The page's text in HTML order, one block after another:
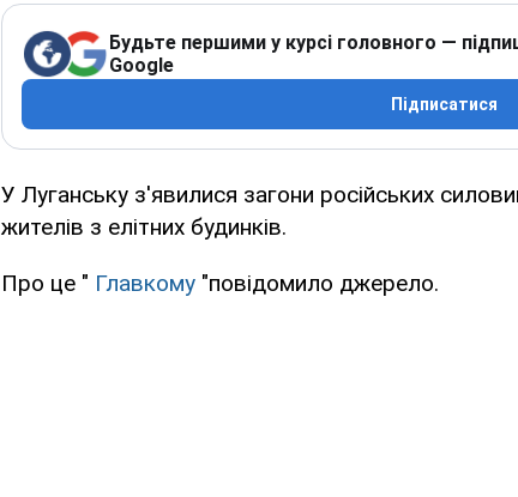
Будьте першими у курсі головного —
Google
Підписатися
У Луганську з'явилися загони російських
жителів з елітних будинків.
Про це " Главкому "повідомило джерело.